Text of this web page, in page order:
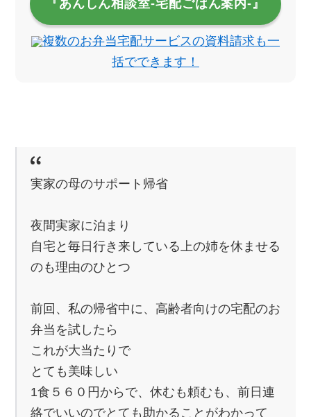
『あんしん相談室‐宅配ごはん案内‐』
複数のお弁当宅配サービスの資料請求も一
括でできます！
実家の母のサポート帰省
夜間実家に泊まり
自宅と毎日行き来している上の姉を休ませる
のも理由のひとつ
前回、私の帰省中に、高齢者向けの宅配のお
弁当を試したら
これが大当たりで
とても美味しい
1食５６０円からで、休むも頼むも、前日連
絡でいいのでとても助かることがわかって